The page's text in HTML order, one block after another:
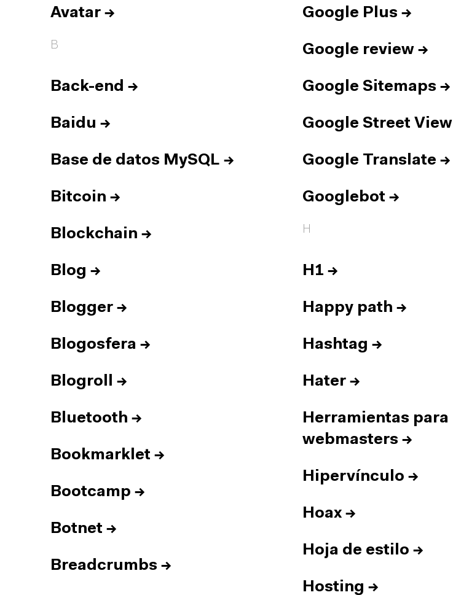
Avatar →
B
Back-end →
Baidu →
Base de datos MySQL →
Bitcoin →
Blockchain →
Blog →
Blogger →
Blogosfera →
Blogroll →
Bluetooth →
Bookmarklet →
Bootcamp →
Botnet →
Breadcrumbs →
Google Plus →
Google review →
Google Sitemaps →
Google Street View
Google Translate →
Googlebot →
H
H1 →
Happy path →
Hashtag →
Hater →
Herramientas para
webmasters →
Hipervínculo →
Hoax →
Hoja de estilo →
Hosting →